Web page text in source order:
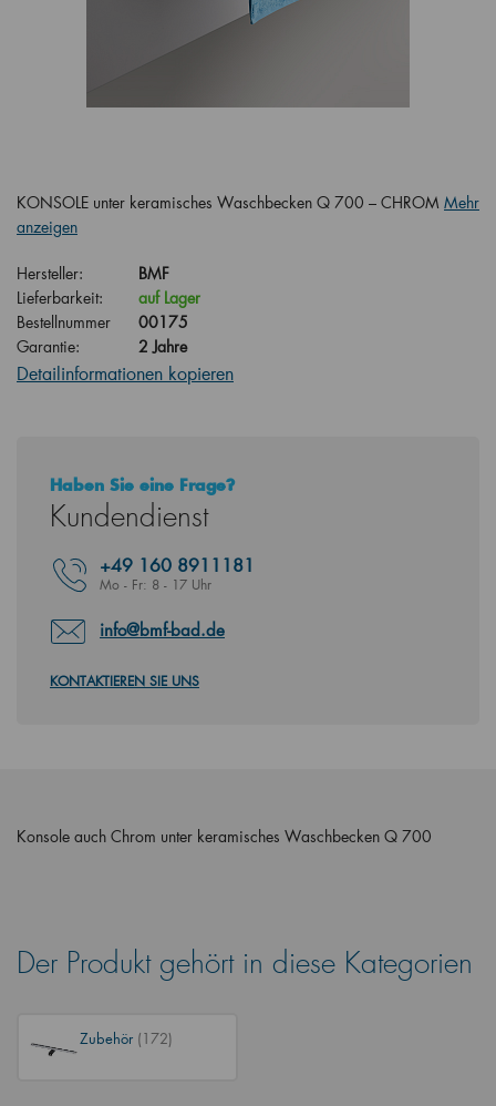
KONSOLE unter keramisches Waschbecken Q 700 – CHROM Mehr
anzeigen
Hersteller:
BMF
Lieferbarkeit:
auf Lager
Bestellnummer
00175
Garantie:
2 Jahre
Detailinformationen kopieren
Haben Sie eine Frage?
Kundendienst
+49 160 8911181
Mo - Fr: 8 - 17 Uhr
info@bmf-bad.de
KONTAKTIEREN SIE UNS
Konsole auch Chrom unter keramisches Waschbecken Q 700
Der Produkt gehört in diese Kategorien
Zubehör (172)